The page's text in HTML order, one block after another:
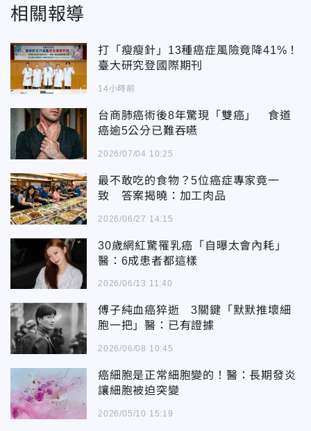
相關報導
打「瘦瘦針」13種癌症風險竟降41%！
臺大研究登國際期刊
14小時前
台商肺癌術後8年驚現「雙癌」 食道
癌逾5公分已難吞嚥
2026/07/04 10:25
最不敢吃的食物？5位癌症專家竟一
致 答案揭曉：加工肉品
2026/06/27 14:15
30歲網紅驚罹乳癌「自曝太會內耗」
醫：6成患者都這樣
2026/06/13 11:40
傅子純血癌猝逝 3關鍵「默默推壞細
胞一把」醫：已有證據
2026/06/08 10:45
癌細胞是正常細胞變的！醫：長期發炎
讓細胞被迫突變
2026/05/10 15:19